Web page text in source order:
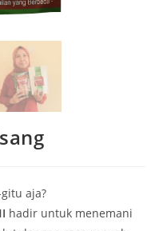
aja?
hadir untuk menemani